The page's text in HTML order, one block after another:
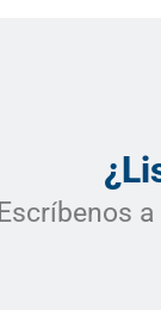
Escríbenos a